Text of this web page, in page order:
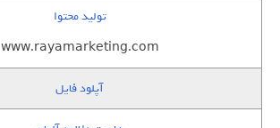
تولید محتوا
www.rayamarketing.com
آپلود فایل